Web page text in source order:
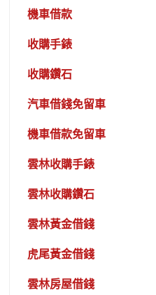
機車借款
收購手錶
收購鑽石
汽車借錢免留車
機車借款免留車
雲林收購手錶
雲林收購鑽石
雲林黃金借錢
虎尾黃金借錢
雲林房屋借錢